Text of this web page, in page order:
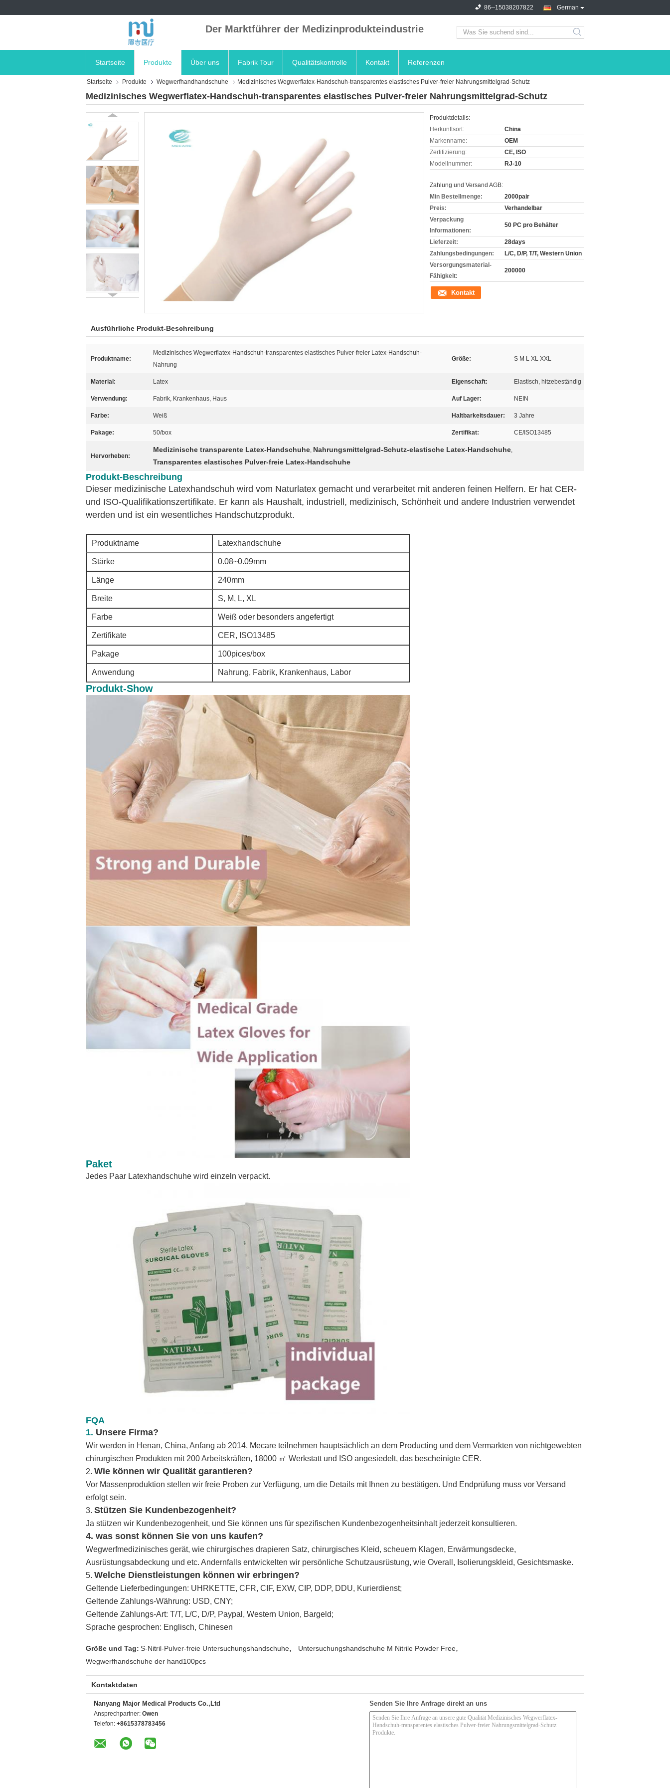
German
86--15038207822
Der Marktführer der Medizinprodukteindustrie
Startseite Produkte Über uns Fabrik Tour Qualitätskontrolle Kontakt Referenzen
Startseite Produkte Wegwerfhandhandschuhe Medizinisches Wegwerflatex-Handschuh-transparentes elastisches Pulver-freier Nahrungsmittelgrad-Schutz
Medizinisches Wegwerflatex-Handschuh-transparentes elastisches Pulver-freier Nahrungsmittelgrad-Schutz
Produktdetails:
Herkunftsort:
China
Markenname:
OEM
Zertifizierung:
CE, ISO
Modellnummer:
RJ-10
Zahlung und Versand AGB:
Min Bestellmenge:
2000pair
Preis:
Verhandelbar
Verpackung
Informationen:
50 PC pro Behälter
Lieferzeit:
28days
Zahlungsbedingungen:
L/C, D/P, T/T, Western Union
Versorgungsmaterial-
Fähigkeit:
200000
Kontakt
Ausführliche Produkt-Beschreibung
Produktname:
Medizinisches Wegwerflatex-Handschuh-transparentes elastisches Pulver-freier Latex-Handschuh-
Nahrung
Größe: S M L XL XXL
Material: Latex Eigenschaft: Elastisch, hitzebeständig
Verwendung: Fabrik, Krankenhaus, Haus Auf Lager: NEIN
Farbe: Weiß Haltbarkeitsdauer: 3 Jahre
Pakage: 50/box Zertifikat: CE/ISO13485
Hervorheben:
Medizinische transparente Latex-Handschuhe, Nahrungsmittelgrad-Schutz-elastische Latex-Handschuhe,
Transparentes elastisches Pulver-freie Latex-Handschuhe
Produkt-Beschreibung
Dieser medizinische Latexhandschuh wird vom Naturlatex gemacht und verarbeitet mit anderen feinen Helfern. Er hat CER-
und ISO-Qualifikationszertifikate. Er kann als Haushalt, industriell, medizinisch, Schönheit und andere Industrien verwendet
werden und ist ein wesentliches Handschutzprodukt.
Produktname Latexhandschuhe
Stärke 0.08~0.09mm
Länge 240mm
Breite S, M, L, XL
Farbe Weiß oder besonders angefertigt
Zertifikate CER, ISO13485
Pakage 100pices/box
Anwendung Nahrung, Fabrik, Krankenhaus, Labor
Produkt-Show
Paket
Jedes Paar Latexhandschuhe wird einzeln verpackt.
FQA
1. Unsere Firma?
Wir werden in Henan, China, Anfang ab 2014, Mecare teilnehmen hauptsächlich an dem Producting und dem Vermarkten von nichtgewebten
chirurgischen Produkten mit 200 Arbeitskräften, 18000 ㎡ Werkstatt und ISO angesiedelt, das bescheinigte CER.
2. Wie können wir Qualität garantieren?
Vor Massenproduktion stellen wir freie Proben zur Verfügung, um die Details mit Ihnen zu bestätigen. Und Endprüfung muss vor Versand
erfolgt sein.
3. Stützen Sie Kundenbezogenheit?
Ja stützen wir Kundenbezogenheit, und Sie können uns für spezifischen Kundenbezogenheitsinhalt jederzeit konsultieren.
4. was sonst können Sie von uns kaufen?
Wegwerfmedizinisches gerät, wie chirurgisches drapieren Satz, chirurgisches Kleid, scheuern Klagen, Erwärmungsdecke,
Ausrüstungsabdeckung und etc. Andernfalls entwickelten wir persönliche Schutzausrüstung, wie Overall, Isolierungskleid, Gesichtsmaske.
5. Welche Dienstleistungen können wir erbringen?
Geltende Lieferbedingungen: UHRKETTE, CFR, CIF, EXW, CIP, DDP, DDU, Kurierdienst;
Geltende Zahlungs-Währung: USD, CNY;
Geltende Zahlungs-Art: T/T, L/C, D/P, Paypal, Western Union, Bargeld;
Sprache gesprochen: Englisch, Chinesen
Größe und Tag: S-Nitril-Pulver-freie Untersuchungshandschuhe, Untersuchungshandschuhe M Nitrile Powder Free,
Wegwerfhandschuhe der hand100pcs
Kontaktdaten
Nanyang Major Medical Products Co.,Ltd
Ansprechpartner: Owen
Telefon: +8615378783456
Senden Sie Ihre Anfrage direkt an uns